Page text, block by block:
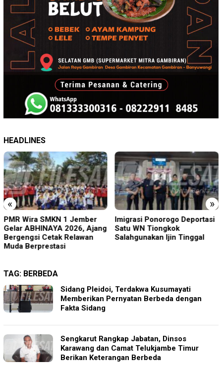
HEADLINES
« »
PMR Wira SMKN 1 Jember
Gelar ABHINAYA 2026, Ajang
Bergengsi Cetak Relawan
Muda Berprestasi
Imigrasi Ponorogo Deportasi
Satu WN Tiongkok
Salahgunakan Ijin Tinggal
TAG: BERBEDA
Sidang Pleidoi, Terdakwa Kusumayati
Memberikan Pernyatan Berbeda dengan
Fakta Sidang
Sengkarut Rangkap Jabatan, Dinsos
Karawang dan Camat Telukjambe Timur
Berikan Keterangan Berbeda